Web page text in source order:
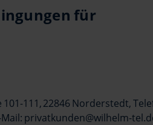
für
111, 22846 Norderstedt,
Mail: privatkunden@wilhelm-